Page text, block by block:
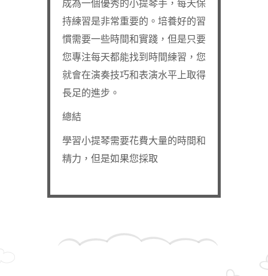
成為一個優秀的小提琴手，每天保
持練習是非常重要的。培養好的習
慣需要一些時間和實踐，但是只要
您專注每天都能找到時間練習，您
就會在演奏技巧和表演水平上取得
長足的進步。
總結
學習小提琴需要花費大量的時間和
精力，但是如果您採取